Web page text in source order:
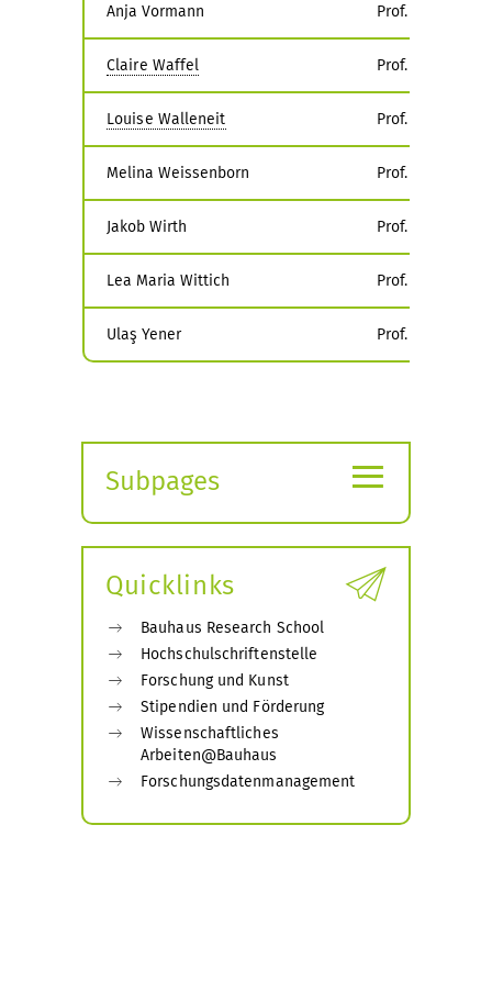
Anja Vormann Prof. Dr.
Claire Waffel Prof. Dr. Ines
Louise Walleneit Prof. Giaco
Melina Weissenborn Prof. Dr.
Jakob Wirth Prof. Dr.
Lea Maria Wittich Prof. Dr.-Ing.
Ulaş Yener Prof. Dr. Frank
Subpages
submenu
≡
Quicklinks
Bauhaus Research School
Hochschulschriftenstelle
Forschung und Kunst
Stipendien und Förderung
Wissenschaftliches
Arbeiten@Bauhaus
Forschungsdatenmanagement